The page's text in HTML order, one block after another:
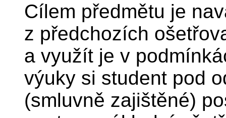
Cílem předmětu je
z předchozích
a využít je v
výuky si student pod
(smluvně zajištěné)